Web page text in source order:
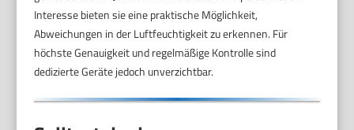
Interesse bieten sie eine praktische Möglichkeit,
Abweichungen in der Luftfeuchtigkeit zu erkennen. Für
höchste Genauigkeit und regelmäßige Kontrolle sind
dedizierte Geräte jedoch unverzichtbar.